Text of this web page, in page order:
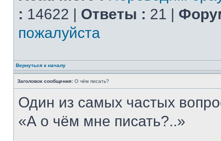
: 14622 | Ответы : 21 |
пожалуйста
Вернуться к началу
Заголовок сообщения: О чём писать?
Один из самых частых
«А о чём мне писать?..»